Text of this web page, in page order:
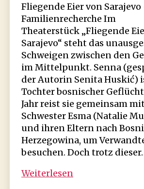
Fliegende Eier von
Familienrecherche Im
Theaterstück „Fliegende
Sarajevo“ steht das
Schweigen zwischen den
im Mittelpunkt. Senna
der Autorin Senita Huskić)
Tochter bosnischer
Jahr reist sie gemeinsam
Schwester Еsma (Natalie
und ihren Eltern nach
Herzegowina, um
besuchen. Doch trotz
Weiterlesen